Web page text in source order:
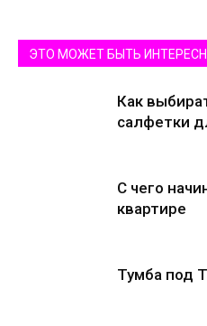
ЭТО МОЖЕТ БЫТЬ
Как
салфетки
С чего
квартире
Тумба под